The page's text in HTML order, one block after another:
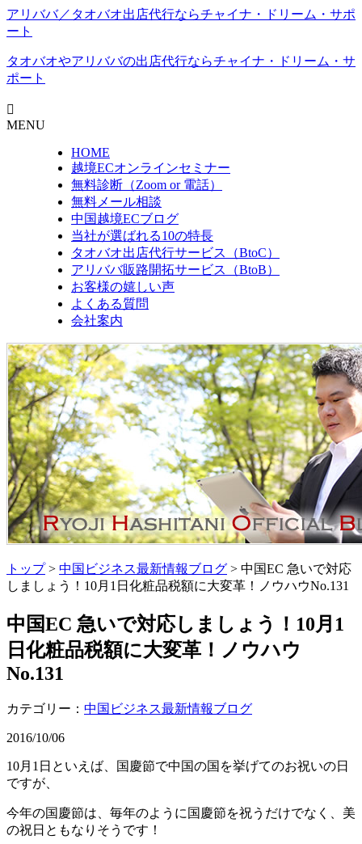
アリババ／タオバオ出店代⾏ならチャイナ・ドリーム・サポ
ート
タオバオやアリババの出店代行ならチャイナ・ドリーム・サ
ポート
MENU
HOME
越境ECオンラインセミナー
無料診断（Zoom or 電話）
無料メール相談
中国越境ECブログ
当社が選ばれる10の特長
タオバオ出店代行サービス（BtoC）
アリババ販路開拓サービス（BtoB）
お客様の嬉しい声
よくある質問
会社案内
トップ> 中国ビジネス最新情報ブログ > 中国EC 急いで対応
しましょう！10月1日化粧品税額に大変革！ノウハウNo.131
中国EC 急いで対応しましょう！10月1
日化粧品税額に大変革！ノウハウ
No.131
カテゴリー： 中国ビジネス最新情報ブログ
2016/10/06
10月1日といえば、国慶節で中国の国を挙げてのお祝いの日
ですが、
今年の国慶節は、毎年のように国慶節を祝うだけでなく、美
の祝日ともなりそうです！